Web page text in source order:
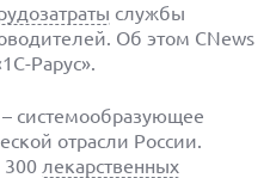
службы
Об этом CNews
Рарус».
системообразующее
отрасли России.
300 лекарственных